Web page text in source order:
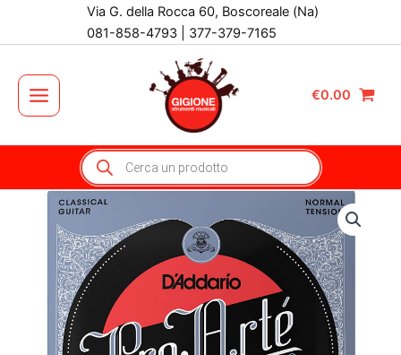
Via G. della Rocca 60, Boscoreale (Na)
081-858-4793 | 377-379-7165
Main
Menu
€0.00
Products
search